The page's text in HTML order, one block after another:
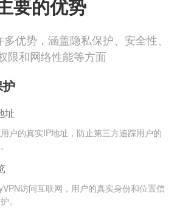
要的优势
优势，涵盖隐私保护、安全性、
限和网络性能等方面
址
户的真实IP地址，防止第三方追踪用户的
访问互联网，用户的真实身份和位置信
。